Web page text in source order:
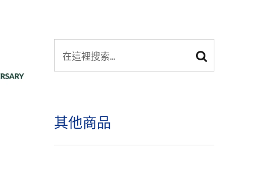
其他商品